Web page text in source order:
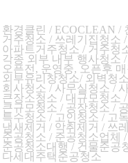
환경클린 / ECOCLEAN /
거주청소 / 쓰레기집청소
아파트거주청소 / 거주청
각종 외부 내부 행사청소
오 픈전, 운영중, 오픈후
외부유리창청소/ 외벽청
회사청소 / 사무실청소 /
큰장소청소 / 대규모청소
큰규모청소 / 공장청소 /
특수청소 / 고인청소 / 고
냄새제거 / 악취제거 / 쓰
준공청소 / 준공청소업체
준공청소대행 / 건물준공
다세대주택준공청소